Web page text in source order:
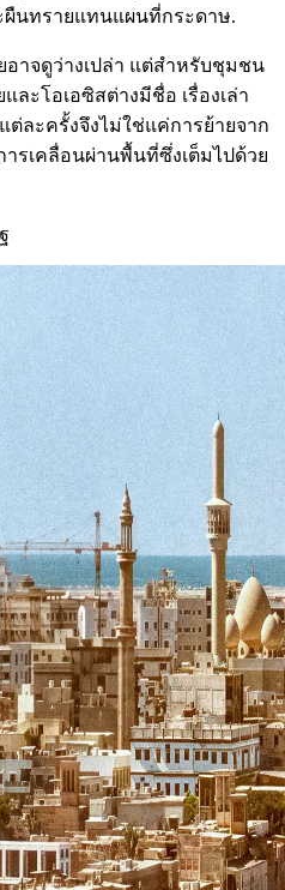
นทรายแทนแผนที่กระดาษ.
าจดูว่างเปล่า แต่สำหรับชุมชน
ะโอเอซิสต่างมีชื่อ เรื่องเล่า
ต่ละครั้งจึงไม่ใช่แค่การย้ายจาก
รเคลื่อนผ่านพื้นที่ซึ่งเต็มไปด้วย